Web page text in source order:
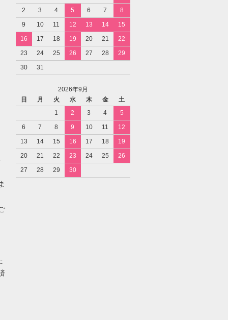
2
3 4 5 6 7
8
9
10 11 12 13 14
15
16
17 18 19 20 21
22
23
24 25 26 27 28
29
30
31
2026年9月
日
月 火 水 木 金
土
1
2 3 4
5
6
7 8 9 10 11
12
13
14 15 16 17 18
19
20
21 22 23 24 25
26
27
28 29 30